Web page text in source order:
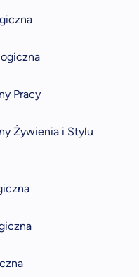
Pracy
Żywienia i Stylu